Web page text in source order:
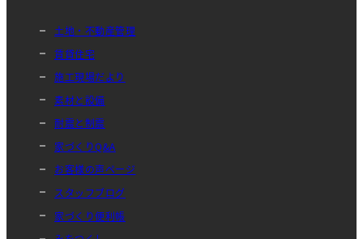
土地・不動産管理
賃貸住宅
施工現場だより
素材と設備
耐震と制震
家づくりQ&A
お客様の声ページ
スタッフブログ
家づくり便利帳